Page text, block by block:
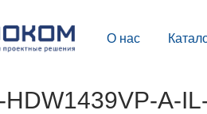
О нас
HDW1439VP-A-